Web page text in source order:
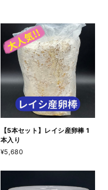
【5本セット】レイシ産卵棒 1
本入り
¥5,680